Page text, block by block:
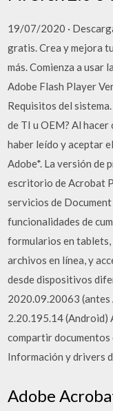
19/07/2020 ·
gratis. Crea y mejora
más. Comienza a usar
Adobe Flash Player
Requisitos del
de TI u OEM? Al
haber leído y aceptar
Adobe*. La versión de
escritorio de Acrobat
servicios de
funcionalidades de
formularios en tablets,
archivos en línea, y
desde dispositivos
2020.09.20063 (antes
2.20.195.14 (Android)
compartir
Información y drivers
Adobe